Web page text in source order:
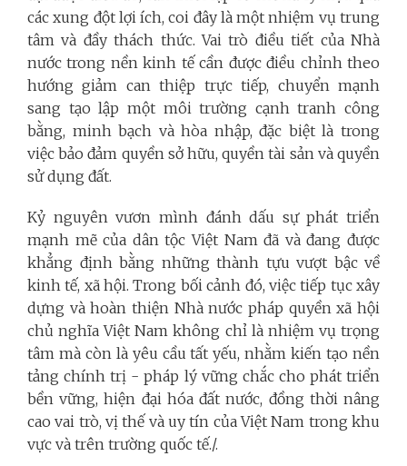
các xung đột lợi ích, coi đây là một nhiệm vụ trung
tâm và đầy thách thức. Vai trò điều tiết của Nhà
nước trong nền kinh tế cần được điều chỉnh theo
hướng giảm can thiệp trực tiếp, chuyển mạnh
sang tạo lập một môi trường cạnh tranh công
bằng, minh bạch và hòa nhập, đặc biệt là trong
việc bảo đảm quyền sở hữu, quyền tài sản và quyền
sử dụng đất.
Kỷ nguyên vươn mình đánh dấu sự phát triển
mạnh mẽ của dân tộc Việt Nam đã và đang được
khẳng định bằng những thành tựu vượt bậc về
kinh tế, xã hội. Trong bối cảnh đó, việc tiếp tục xây
dựng và hoàn thiện Nhà nước pháp quyền xã hội
chủ nghĩa Việt Nam không chỉ là nhiệm vụ trọng
tâm mà còn là yêu cầu tất yếu, nhằm kiến tạo nền
tảng chính trị - pháp lý vững chắc cho phát triển
bền vững, hiện đại hóa đất nước, đồng thời nâng
cao vai trò, vị thế và uy tín của Việt Nam trong khu
vực và trên trường quốc tế./.